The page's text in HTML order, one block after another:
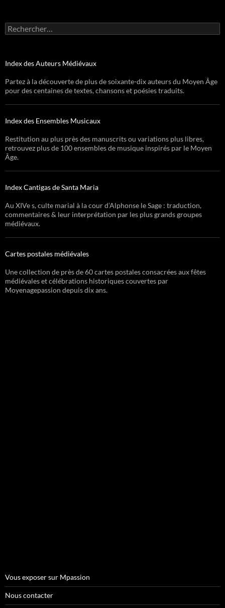
Rechercher :
Index des Auteurs Médiévaux
Partez à la découverte de plus de soixante-dix auteurs du Moyen Âge
pour des centaines de textes, chansons et poésies traduits.
Index des Ensembles Musicaux
Restitution au plus près des manuscrits ou variations plus libres,
retrouvez plus de 100 ensembles de musique inspirés par le Moyen
Âge.
Index Cantigas de Santa Maria
Au XIVe s, culte marial à la cour d’Alphonse le Sage : traduction,
commentaires & leur interprétation par les plus grands groupes
médiévaux.
Cartes postales médiévales
Une collection de près de 60 cartes postales consacrées aux fêtes
médiévales et célébrations historiques couvertes par
Moyenagepassion depuis dix ans.
Vous exposer sur Mpassion
Nous contacter